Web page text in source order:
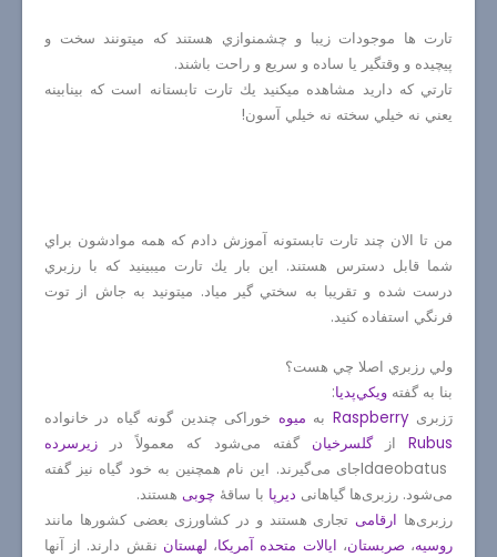
تارت ها موجودات زيبا و چشمنوازي هستند كه ميتونند سخت و
پيچيده و وقتگير يا ساده و سريع و راحت باشند.
تارتي كه داريد مشاهده ميكنيد يك تارت تابستانه است كه بينابينه
يعني نه خيلي سخته نه خيلي آسون!
من تا الان چند تارت تابستونه آموزش دادم كه همه موادشون براي
شما قابل دسترس هستند. اين بار يك تارت ميبينيد كه با رزبري
درست شده و تقريبا به سختي گير مياد. ميتونيد به جاش از توت
فرنگي استفاده كنيد.
ولي رزبري اصلا چي هست؟
بنا به گفته ويكي‌پديا:
رَزبری Raspberry به میوه خوراکی چندین گونه گیاه در خانواده
Rubus
ازگلسرخیان گفته می‌شود که معمولاً در زیرسرده
Idaeobatusجای می‌گیرند. این نام همچنین به خود گیاه نیز گفته
می‌شود. رزبری‌ها گیاهانی دیرپا با ساقهٔ چوبی هستند.
رزبری‌ها ارقامی تجاری هستند و در کشاورزی بعضی کشورها مانند
روسیه، صربستان، ایالات متحده آمریکا، لهستان نقش دارند. از آنها